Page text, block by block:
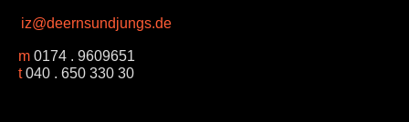
iz@deernsundjungs.de
m 0174 . 9609651
t 040 . 650 330 30